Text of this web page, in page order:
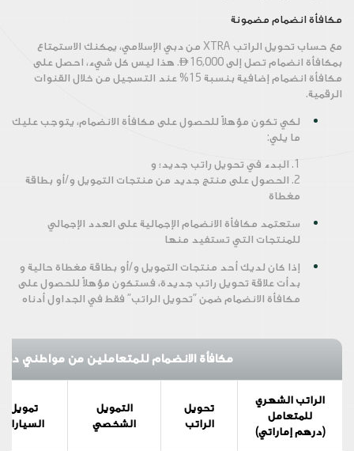
مكافأة انضمام مضمونة
مع حساب تحويل الراتب XTRA من دبي الإسلامي، يمكنك الاستمتاع
بمكافأة انضمام تصل إلى
16,000. هذا ليس كل شيء، احصل على
مكافأة انضمام إضافية بنسبة 15% عند التسجيل من خلال القنوات
الرقمية.
لكي تكون مؤهلاً للحصول على مكافأة الانضمام، يتوجب عليك
ما يلي:
1. البدء في تحويل راتب جديد؛ و
2. الحصول على منتج جديد من منتجات التمويل و/أو بطاقة
مغطاة
ستعتمد مكافأة الانضمام الإجمالية على العدد الإجمالي
للمنتجات التي تستفيد منها
إذا كان لديك أحد منتجات التمويل و/أو بطاقة مغطاة حالية و
بدأت علاقة تحويل راتب جديدة، فستكون مؤهلاً للحصول على
مكافأة الانضمام ضمن "تحويل الراتب" فقط في الجداول أدناه
مكافأة الانضمام للمتعاملين من مواطني
الراتب الشهري
للمتعامل
(درهم إماراتي)
تحويل
الراتب
التمويل
الشخصي
تمويل
السيارات